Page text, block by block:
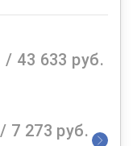
/ 43 633 руб.
/ 7 273 руб.